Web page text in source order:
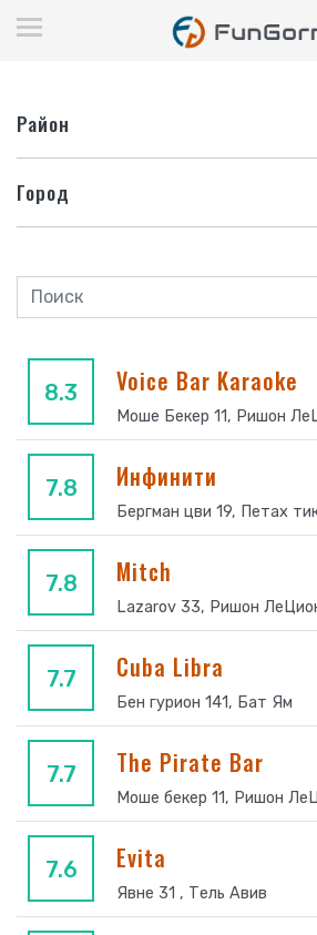
Район
Город
8.3 Voice Bar Karaoke
Моше Бекер 11, Ришон
7.8 Инфинити
Бергман цви 19, Петах
7.8 Mitch
Lazarov 33, Ришон
7.7 Cuba Libra
Бен гурион 141, Бат Ям
7.7 The Pirate Bar
Моше бекер 11, Ришон
7.6 Evita
Явне 31 , Тель Авив